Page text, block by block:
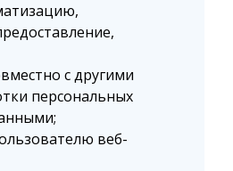
с другими
персональных
веб-